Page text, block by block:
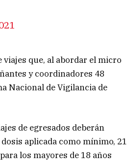
que, al abordar el micro
y coordinadores 48
Nacional de Vigilancia de
de egresados deberán
aplicada como mínimo, 21
los mayores de 18 años